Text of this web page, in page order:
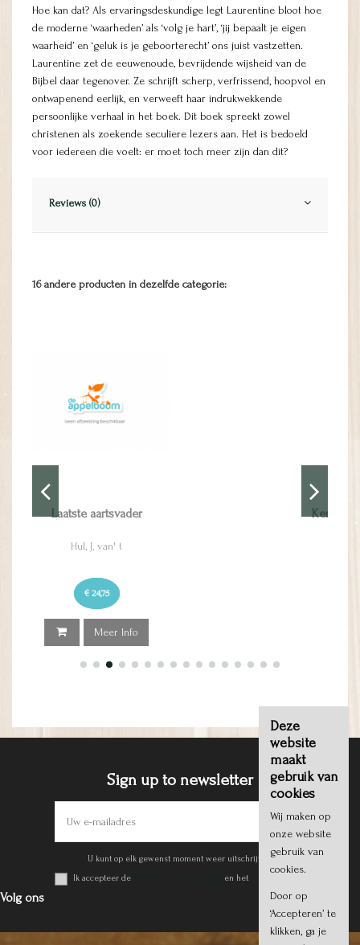
Hoe kan dat? Als ervaringsdeskundige legt Laurentine bloot hoe
de moderne ‘waarheden’ als ‘volg je hart’, ‘jij bepaalt je eigen
waarheid’ en ‘geluk is je geboorterecht’ ons juist vastzetten.
Laurentine zet de eeuwenoude, bevrijdende wijsheid van de
Bijbel daar tegenover. Ze schrijft scherp, verfrissend, hoopvol en
ontwapenend eerlijk, en verweeft haar indrukwekkende
persoonlijke verhaal in het boek. Dit boek spreekt zowel
christenen als zoekende seculiere lezers aan. Het is bedoeld
voor iedereen die voelt: er moet toch meer zijn dan dit?
Reviews (0)
16 andere producten in dezelfde categorie:
Kern van de kennis tot zaligheid
Sign up to newsletter
U kunt op elk gewenst moment weer uitschrijven.
Ik accepteer de
en het
Volg ons
Deze
website
maakt
gebruik van
cookies
Wij maken op
onze website
gebruik van
cookies.
Door op
‘Accepteren’ te
klikken, ga je